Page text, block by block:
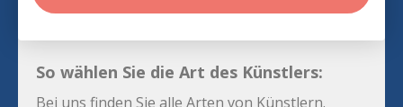
So wählen Sie die Art des Künstlers:
Bei uns finden Sie alle Arten von Künstlern.